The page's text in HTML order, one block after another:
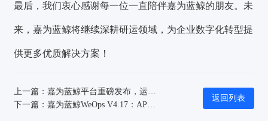
最后，我们衷心感谢每一位一直陪伴嘉为蓝鲸的朋友。未
来，嘉为蓝鲸将继续深耕研运领域，为企业数字化转型提
供更多优质解决方案！
返回列表